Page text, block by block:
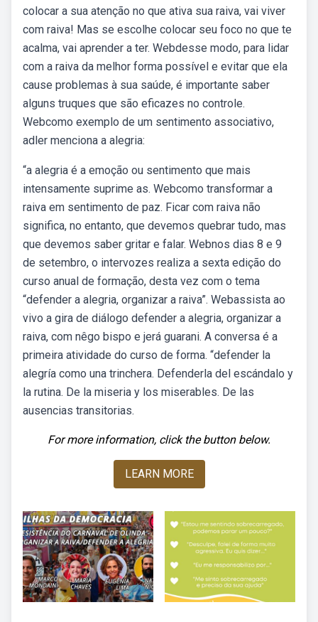
colocar a sua atenção no que ativa sua raiva, vai viver
com raiva! Mas se escolhe colocar seu foco no que te
acalma, vai aprender a ter. Webdesse modo, para lidar
com a raiva da melhor forma possível e evitar que ela
cause problemas à sua saúde, é importante saber
alguns truques que são eficazes no controle.
Webcomo exemplo de um sentimento associativo,
adler menciona a alegria:
“a alegria é a emoção ou sentimento que mais
intensamente suprime as. Webcomo transformar a
raiva em sentimento de paz. Ficar com raiva não
significa, no entanto, que devemos quebrar tudo, mas
que devemos saber gritar e falar. Webnos dias 8 e 9
de setembro, o intervozes realiza a sexta edição do
curso anual de formação, desta vez com o tema
“defender a alegria, organizar a raiva”. Webassista ao
vivo a gira de diálogo defender a alegria, organizar a
raiva, com nêgo bispo e jerá guarani. A conversa é a
primeira atividade do curso de forma. “defender la
alegría como una trinchera. Defenderla del escándalo y
la rutina. De la miseria y los miserables. De las
ausencias transitorias.
For more information, click the button below.
LEARN MORE